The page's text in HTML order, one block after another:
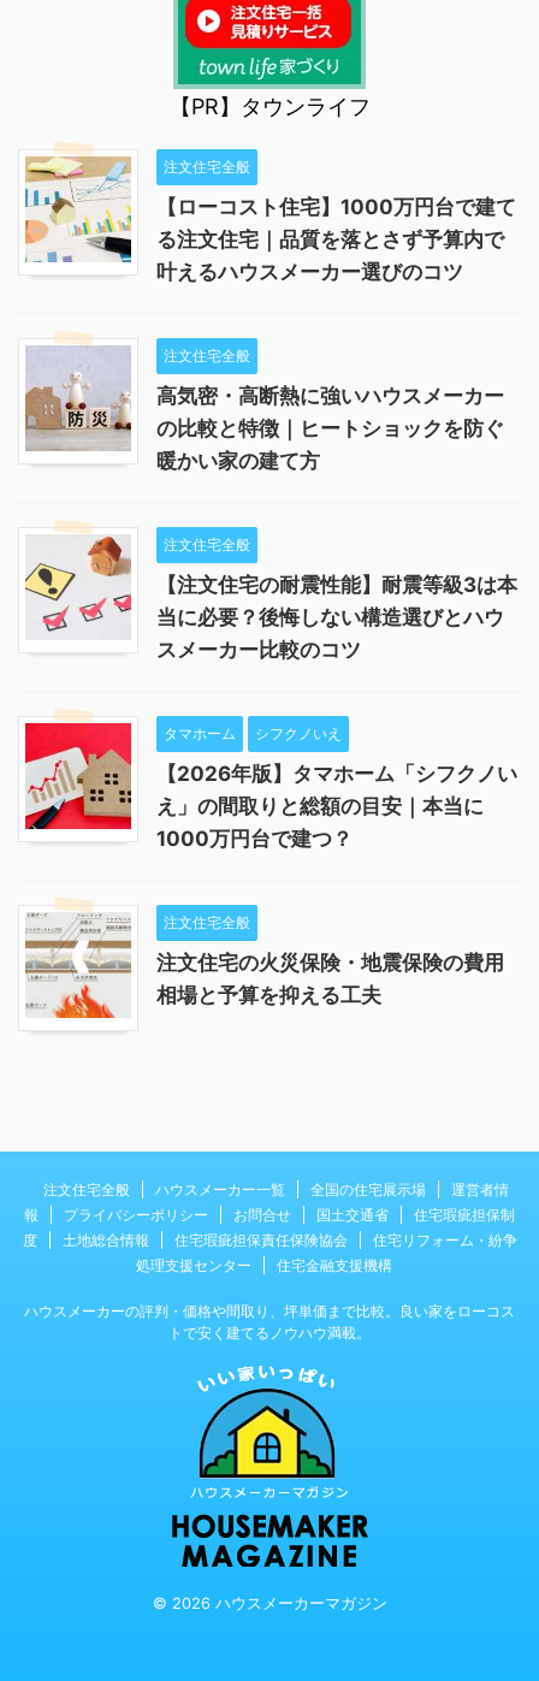
【PR】タウンライフ
注文住宅全般
【ローコスト住宅】1000万円台で建て
る注文住宅｜品質を落とさず予算内で
叶えるハウスメーカー選びのコツ
注文住宅全般
高気密・高断熱に強いハウスメーカー
の比較と特徴｜ヒートショックを防ぐ
暖かい家の建て方
注文住宅全般
【注文住宅の耐震性能】耐震等級3は本
当に必要？後悔しない構造選びとハウ
スメーカー比較のコツ
タマホーム シフクノいえ
【2026年版】タマホーム「シフクノい
え」の間取りと総額の目安｜本当に
1000万円台で建つ？
注文住宅全般
注文住宅の火災保険・地震保険の費用
相場と予算を抑える工夫
注文住宅全般 ハウスメーカー一覧 全国の住宅展示場
運営者情
報
プライバシーポリシー お問合せ 国土交通省
住宅瑕疵担保制
度
土地総合情報 住宅瑕疵担保責任保険協会
住宅リフォーム・紛争
処理支援センター
住宅金融支援機構
ハウスメーカーの評判・価格や間取り、坪単価まで比較。良い家をローコス
トで安く建てるノウハウ満載。
© 2026 ハウスメーカーマガジン